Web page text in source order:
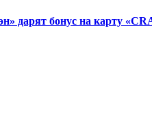
дарят бонус на карту